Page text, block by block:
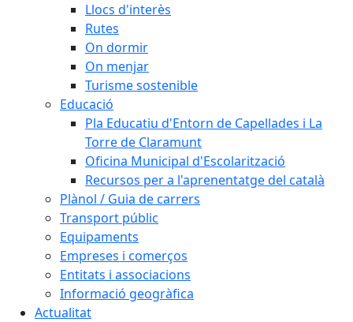
Llocs d'interès
Rutes
On dormir
On menjar
Turisme sostenible
Educació
Pla Educatiu d'Entorn de Capellades i La
Torre de Claramunt
Oficina Municipal d'Escolarització
Recursos per a l'aprenentatge del català
Plànol / Guia de carrers
Transport públic
Equipaments
Empreses i comerços
Entitats i associacions
Informació geogràfica
Actualitat